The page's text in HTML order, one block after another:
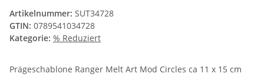
Artikelnummer: SUT34728
GTIN: 0789541034728
Kategorie: % Reduziert
Prägeschablone Ranger Melt Art Mod Circles ca 11 x 15 cm